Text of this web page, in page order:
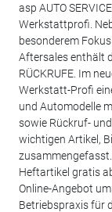
asp AUTO
Werkstattprofi.
besonderem
Aftersales enthält
RÜCKRUFE. Im
Werkstatt-Profi
und Automodelle
sowie Rückruf-
wichtigen Artikel,
Heftartikel gratis
Online-Angebot
Betriebspraxis für